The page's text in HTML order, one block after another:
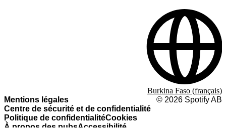
Mentions légales
Centre de sécurité et de confidentialité
Politique de confidentialitéCookies
À propos des pubsAccessibilité
© 2026 Spotify AB
Burkina Faso (français)